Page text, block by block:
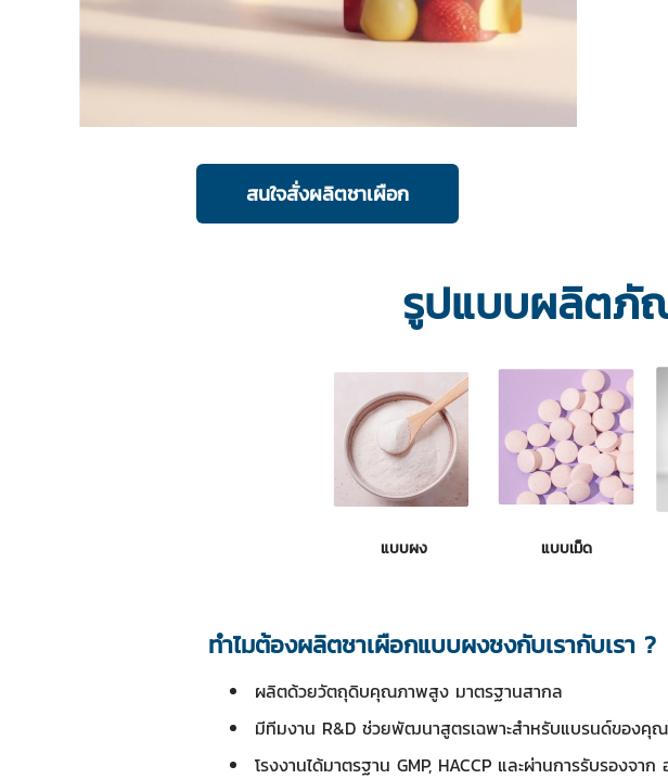
สนใจสั่งผลิตชาเผือก
รูปแบบผลิตภั
แบบผง แบบเม็ด
ทำไมต้องผลิตชาเผือกแบบผงชงกับเรากับเรา ?
ผลิตด้วยวัตถุดิบคุณภาพสูง มาตรฐานสากล
มีทีมงาน R&D ช่วยพัฒนาสูตรเฉพาะสำหรับแบรนด์ของคุณ
โรงงานได้มาตรฐาน GMP, HACCP และผ่านการรับรองจาก